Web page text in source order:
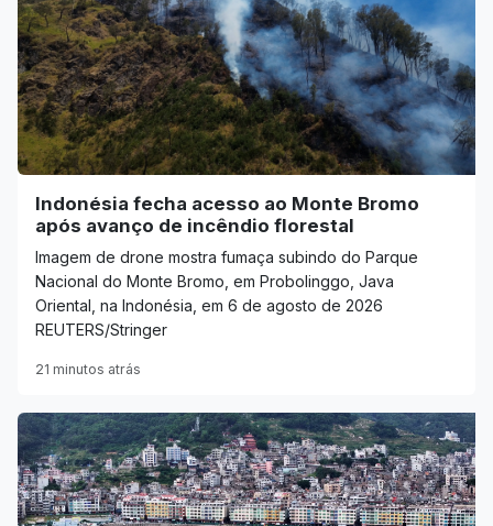
Indonésia fecha acesso ao Monte Bromo
após avanço de incêndio florestal
Imagem de drone mostra fumaça subindo do Parque
Nacional do Monte Bromo, em Probolinggo, Java
Oriental, na Indonésia, em 6 de agosto de 2026
REUTERS/Stringer
21 minutos atrás